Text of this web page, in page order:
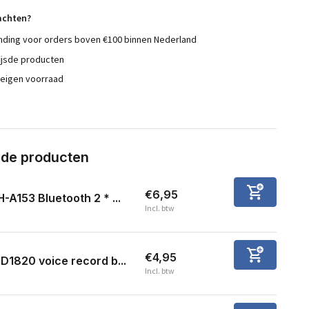
voor orders boven €100 binnen Nederland
producten
voorraad
producten
A153 Bluetooth 2 * ... €6,95
Incl. btw
voice record b... €4,95
Incl. btw